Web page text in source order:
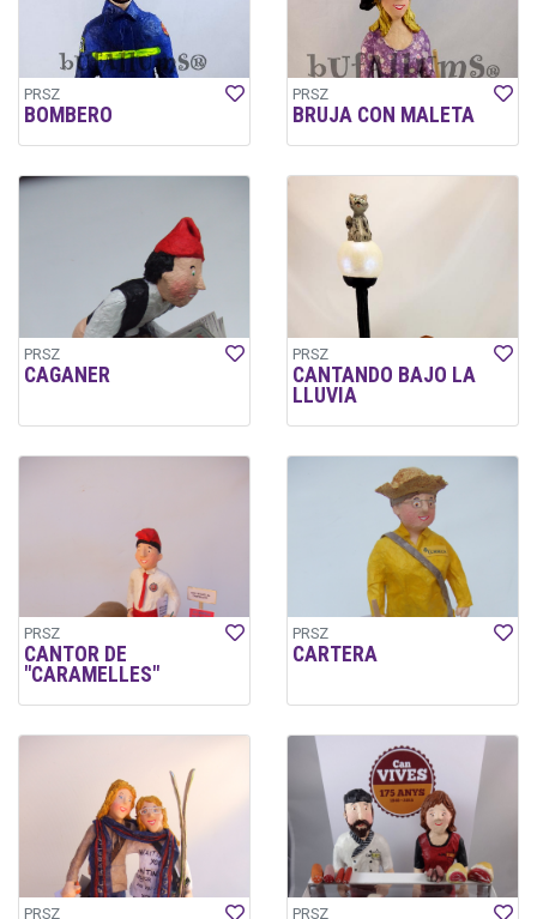
PRSZ
BOMBERO
PRSZ
BRUJA CON MALETA
PRSZ
CAGANER
PRSZ
CANTANDO BAJO LA
LLUVIA
PRSZ
CANTOR DE
"CARAMELLES"
PRSZ
CARTERA
PRSZ PRSZ